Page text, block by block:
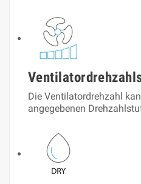
Die Ventilatordrehzahl
angegebenen